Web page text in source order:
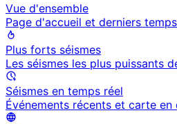
Vue d'ensemble
Page d'accueil et derniers
Plus forts séismes
Les séismes les plus puissants
Séismes en temps réel
Événements récents et carte en